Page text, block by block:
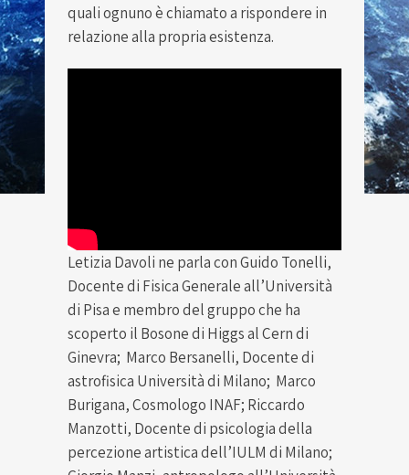
quali ognuno è chiamato a rispondere in
relazione alla propria esistenza.
Letizia Davoli ne parla con Guido Tonelli,
Docente di Fisica Generale all’Università
di Pisa e membro del gruppo che ha
scoperto il Bosone di Higgs al Cern di
Ginevra; Marco Bersanelli, Docente di
astrofisica Università di Milano; Marco
Burigana, Cosmologo INAF; Riccardo
Manzotti, Docente di psicologia della
percezione artistica dell’IULM di Milano;